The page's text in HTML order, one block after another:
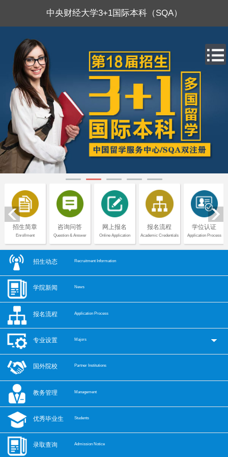
中央财经大学3+1国际本科（SQA）
招生简章
Enrollment
咨询问答
Question & Answer
网上报名
Online Application
报名流程
Academic Credentials
学位认证
Application Process
招生动态 Recruitment Information
学院新闻 News
报名流程 Application Process
专业设置 Majors
国外院校 Partner Institutions
教务管理 Management
优秀毕业生 Students
录取查询 Admission Notice